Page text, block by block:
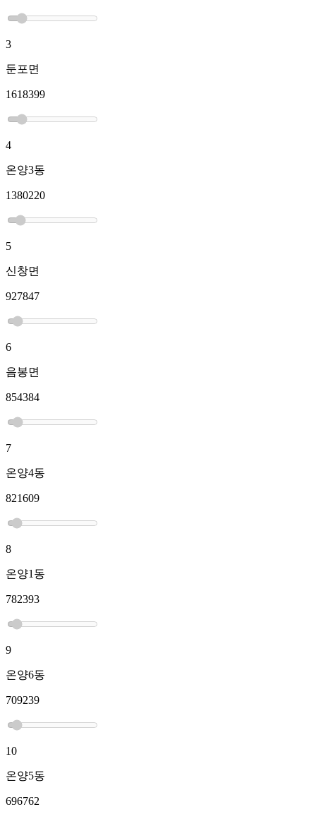
3
둔포면
1618399
4
온양3동
1380220
5
신창면
927847
6
음봉면
854384
7
온양4동
821609
8
온양1동
782393
9
온양6동
709239
10
온양5동
696762